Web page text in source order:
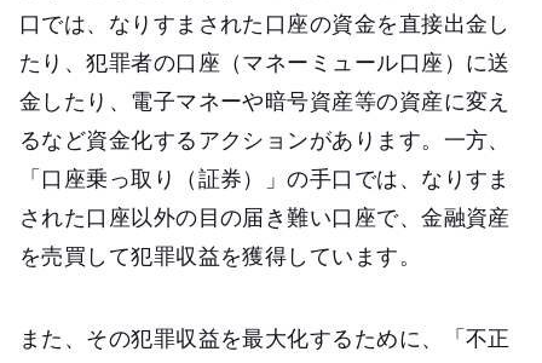
口では、なりすまされた口座の資金を直接出金し
たり、犯罪者の口座（マネーミュール口座）に送
金したり、電子マネーや暗号資産等の資産に変え
るなど資金化するアクションがあります。一方、
「口座乗っ取り（証券）」の手口では、なりすま
された口座以外の目の届き難い口座で、金融資産
を売買して犯罪収益を獲得しています。
また、その犯罪収益を最大化するために、「不正